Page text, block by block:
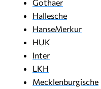
Gothaer
Hallesche
HanseMerkur
HUK
Inter
LKH
Mecklenburgische